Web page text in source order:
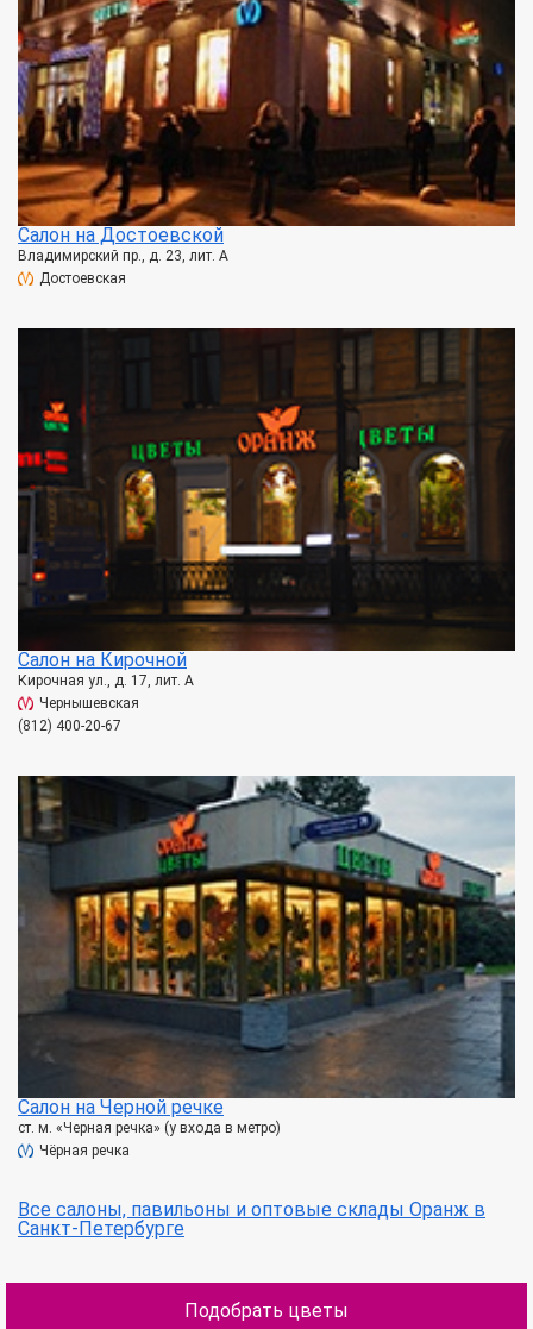
Салон на Достоевской
Владимирский пр., д. 23, лит. А
Достоевская
Салон на Кирочной
Кирочная ул., д. 17, лит. А
Чернышевская
(812) 400-20-67
Салон на Черной речке
ст. м. «Черная речка» (у входа в метро)
Чёрная речка
Все салоны, павильоны и оптовые склады Оранж в
Санкт-Петербурге
Подобрать цветы